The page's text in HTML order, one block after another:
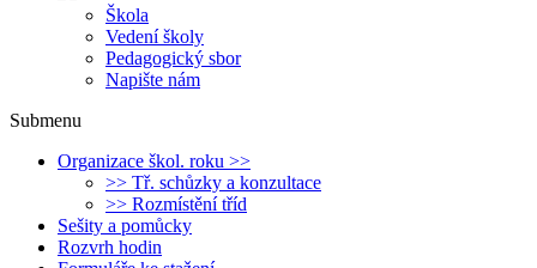
Škola
Vedení školy
Pedagogický sbor
Napište nám
Submenu
Organizace škol. roku >>
>> Tř. schůzky a konzultace
>> Rozmístění tříd
Sešity a pomůcky
Rozvrh hodin